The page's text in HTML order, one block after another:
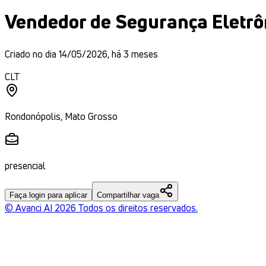
Vendedor de Segurança
Criado no dia 14/05/2026,há 3 meses
CLT
Rondonópolis, Mato Grosso
presencial
Faça login para aplicar Compartilhar vaga
© Avanci AI 2026 Todos os direitos reservados.